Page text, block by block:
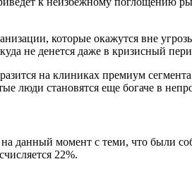
которые окажутся вне
не денется даже в кризисный
на клиниках премиум
люди становятся еще богаче в
данный момент с теми, что были
22%.